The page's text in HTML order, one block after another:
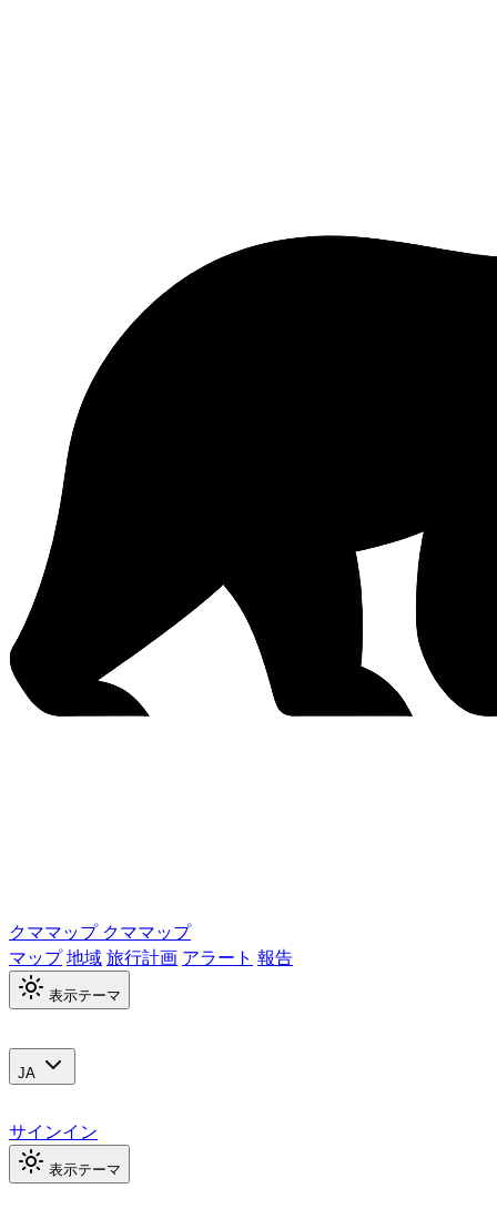
クママップ クママップ
マップ地域旅行計画 アラート 報告
表示テーマ
JA
サインイン
表示テーマ